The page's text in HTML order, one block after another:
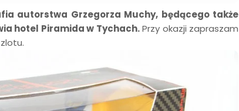
autorstwa Grzegorza Muchy, będącego także
hotel Piramida w Tychach.Przy okazji zapraszam